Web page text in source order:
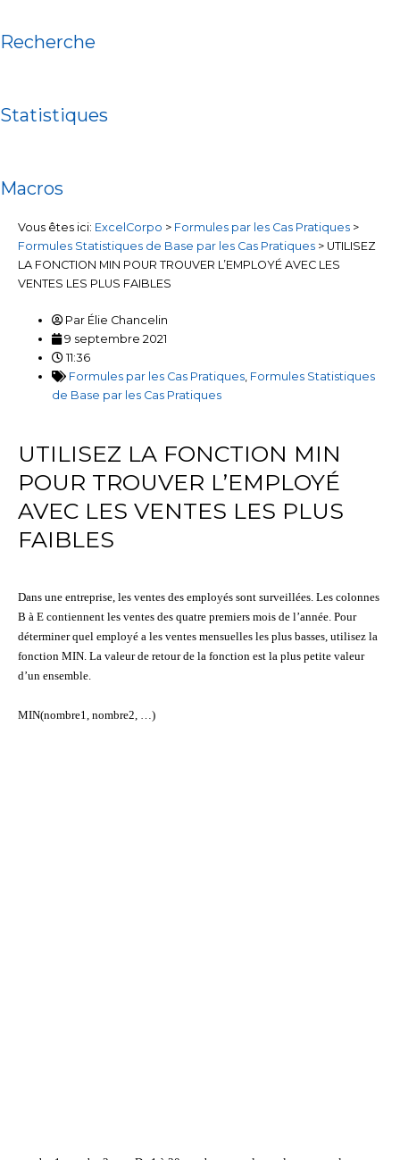
Recherche
Statistiques
Macros
Vous êtes ici: ExcelCorpo > Formules par les Cas Pratiques >
Formules Statistiques de Base par les Cas Pratiques > UTILISEZ
LA FONCTION MIN POUR TROUVER L’EMPLOYÉ AVEC LES
VENTES LES PLUS FAIBLES
Par Élie Chancelin
9 septembre 2021
11:36
Formules par les Cas Pratiques, Formules Statistiques
de Base par les Cas Pratiques
UTILISEZ LA FONCTION MIN
POUR TROUVER L’EMPLOYÉ
AVEC LES VENTES LES PLUS
FAIBLES
Dans une entreprise, les ventes des employés sont surveillées. Les colonnes
B à E contiennent les ventes des quatre premiers mois de l’année. Pour
déterminer quel employé a les ventes mensuelles les plus basses, utilisez la
fonction MIN. La valeur de retour de la fonction est la plus petite valeur
d’un ensemble.
MIN(nombre1, nombre2, …)